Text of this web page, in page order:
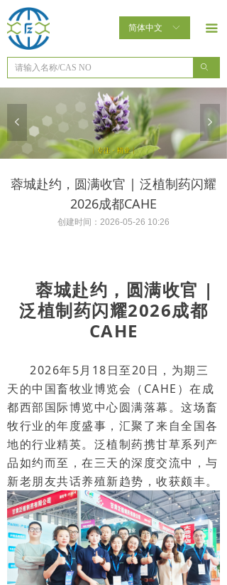
ꄙ
ꀅ
简体中文 끀
首页
了解泛植
产品中心
新闻动态
联系我们
넳 넲
蓉城赴约，圆满收官 | 泛植制药闪耀
2026成都CAHE
创建时间： 2026-05-26 10:26
蓉城赴约，圆满收官 |
泛植制药闪耀2026成都
CAHE
2026年5月18日至20日，为期三
天的中国畜牧业博览会（CAHE）在成
都西部国际博览中心圆满落幕。这场畜
牧行业的年度盛事，汇聚了来自全国各
地的行业精英。泛植制药携甘草系列产
品如约而至，在三天的深度交流中，与
新老朋友共话养殖新趋势，收获颇丰。